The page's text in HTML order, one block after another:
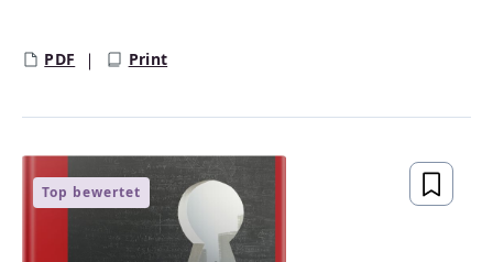
PDF Print
Top bewertet